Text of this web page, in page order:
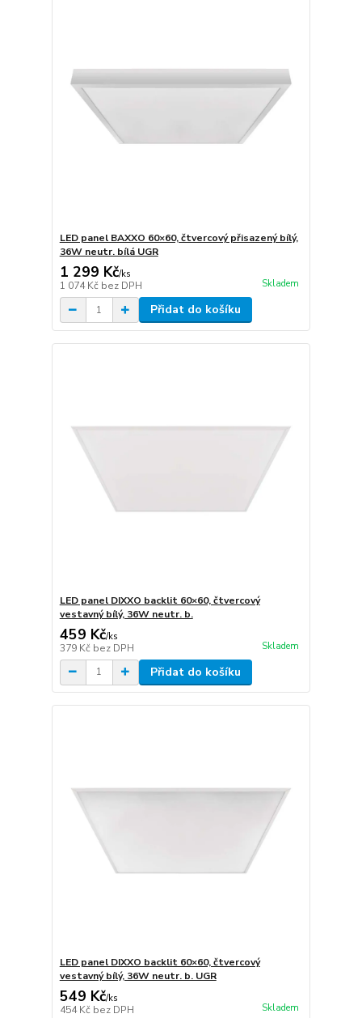
LED panel BAXXO 60×60, čtvercový přisazený bílý,
36W neutr. bílá UGR
1 299 Kč/ks
1 074 Kč bez DPH Skladem
Přidat do košíku
LED panel DIXXO backlit 60×60, čtvercový
vestavný bílý, 36W neutr. b.
459 Kč/ks
379 Kč bez DPH Skladem
Přidat do košíku
LED panel DIXXO backlit 60×60, čtvercový
vestavný bílý, 36W neutr. b. UGR
549 Kč/ks
454 Kč bez DPH Skladem